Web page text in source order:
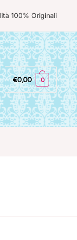
100% Originali
€0,00 0